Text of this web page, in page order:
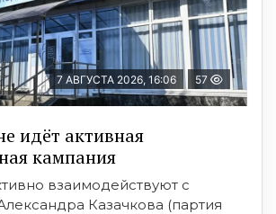
7 АВГУСТА 2026, 16:06 57
идёт активная
кампания
взаимодействуют с
Казачкова (партия